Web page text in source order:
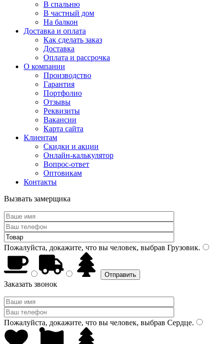
В спальню
В частный дом
На балкон
Доставка и оплата
Как сделать заказ
Доставка
Оплата и рассрочка
О компании
Производство
Гарантия
Портфолио
Отзывы
Реквизиты
Вакансии
Карта сайта
Клиентам
Скидки и акции
Онлайн-калькулятор
Вопрос-ответ
Оптовикам
Контакты
Вызвать замерщика
Пожалуйста, докажите, что вы человек, выбрав Грузовик.
Заказать звонок
Пожалуйста, докажите, что вы человек, выбрав Сердце.